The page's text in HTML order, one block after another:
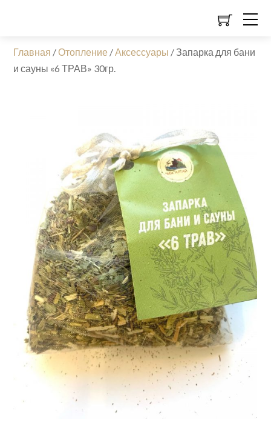
Главная /Отопление /Аксессуары / Запарка для бани
и сауны «6 ТРАВ» 30гр.